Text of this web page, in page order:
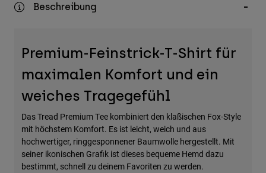
Zubehör
Taschen & Rucksäcke
Hüte & Mützen
Alle anzeigen
Beschreibung
Premium-Feinstrick-T-Shirt für
maximalen Komfort und ein
weiches Tragegefühl
Das Tread Premium Tee kombiniert den klaßischen Fox-Style
mit höchstem Komfort. Es ist leicht, weich und aus
hochwertiger, ringgesponnener Baumwolle hergestellt. Mit
seiner ikonischen Grafik ist dieses bequeme Hemd dazu
bestimmt, schnell zu deinem Favoriten zu werden.